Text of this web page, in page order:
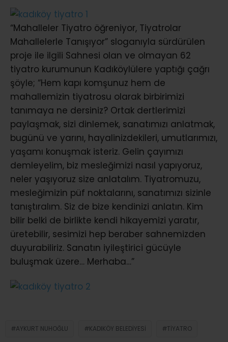
“Mahalleler Tiyatro öğreniyor, Tiyatrolar
Mahallelerle Tanışıyor” sloganıyla sürdürülen
proje ile ilgili Sahnesi olan ve olmayan 62
tiyatro kurumunun Kadıköylülere yaptığı çağrı
şöyle; “Hem kapı komşunuz hem de
mahallemizin tiyatrosu olarak birbirimizi
tanımaya ne dersiniz? Ortak dertlerimizi
paylaşmak, sizi dinlemek, sanatımızı anlatmak,
bugünü ve yarını, hayalinizdekileri, umutlarımızı,
yaşamı konuşmak isteriz. Gelin çayımızı
demleyelim, biz mesleğimizi nasıl yapıyoruz,
neler yaşıyoruz size anlatalım. Tiyatromuzu,
mesleğimizin püf noktalarını, sanatımızı sizinle
tanıştıralım. Siz de bize kendinizi anlatın. Kim
bilir belki de birlikte kendi hikayemizi yaratır,
üretebilir, sesimizi hep beraber sahnemizden
duyurabiliriz. Sanatın iyileştirici gücüyle
buluşmak üzere… Merhaba…”
AYKURT NUHOĞLU KADIKÖY BELEDIYESI TIYATRO